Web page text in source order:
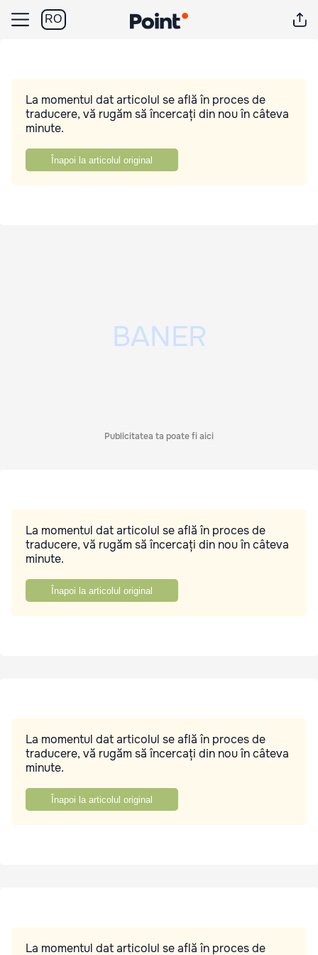
RO
La momentul dat articolul se află în proces de
traducere, vă rugăm să încercați din nou în câteva
minute.
Înapoi la articolul original
Publicitatea ta poate fi aici
La momentul dat articolul se află în proces de
traducere, vă rugăm să încercați din nou în câteva
minute.
Înapoi la articolul original
La momentul dat articolul se află în proces de
traducere, vă rugăm să încercați din nou în câteva
minute.
Înapoi la articolul original
La momentul dat articolul se află în proces de